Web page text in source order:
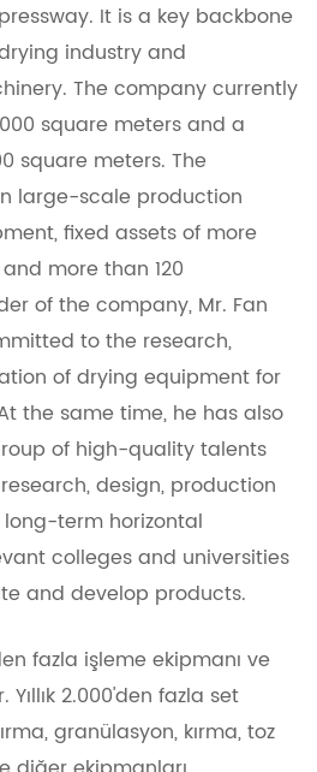
It is a key backbone
industry and
The company currently
square meters and a
square meters. The
large-scale production
fixed assets of more
more than 120
of the company, Mr. Fan
to the research,
of drying equipment for
the same time, he has also
of high-quality talents
design, production
term horizontal
colleges and universities
and develop products.
fazla işleme ekipmanı ve
2.000'den fazla set
granülasyon, kırma, toz